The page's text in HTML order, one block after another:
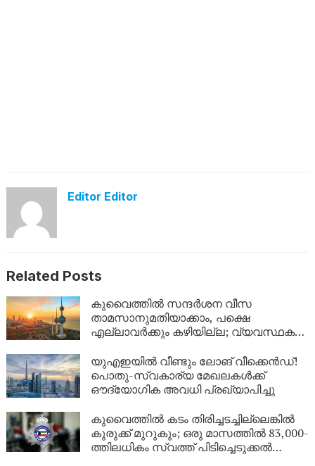
Editor Editor
Related Posts
കുവൈത്തിൽ സന്ദർശന വീസ
താമസാനുമതിയാക്കാം, പക്ഷെ
എല്ലാവർക്കും കഴിയില്ല; വ്യവസ്ഥകൾ
യുഎഇയിൽ വീണ്ടും ലോങ് വീക്കെൻഡ്!
പൊതു-സ്വകാര്യ മേഖലകൾക്ക്
ഔദ്യോഗിക അവധി പ്രഖ്യാപിച്ചു
കുവൈത്തിൽ കടം തിരിച്ചടച്ചില്ലെങ്കിൽ
കുരുക്ക് മുറുകും; ഒരു മാസത്തിൽ 83,000-
ത്തിലധികം സ്വത്ത് പിടിച്ചെടുക്കൽ